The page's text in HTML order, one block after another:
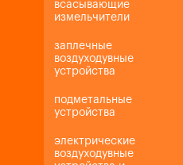
всасывающие
измельчители
заплечные
воздуходувные
устройства
подметальные
устройства
электрические
воздуходувные